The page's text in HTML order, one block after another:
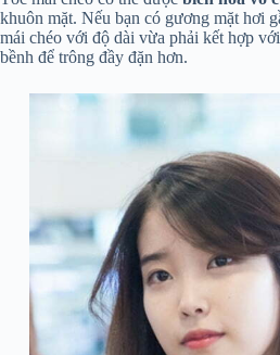
khuôn mặt. Nếu bạn có gương mặt hơi
mái chéo với độ dài vừa phải kết hợp
bềnh để trông đầy đặn hơn.